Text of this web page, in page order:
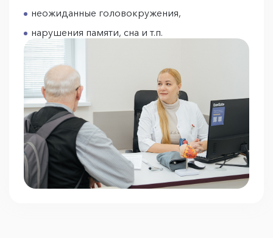
неожиданные головокружения,
нарушения памяти, сна и т.п.